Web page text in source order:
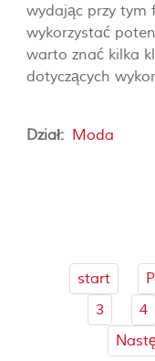
wydając przy tym
wykorzystać
warto znać kilka
dotyczących
Dział: Moda
start
3
4